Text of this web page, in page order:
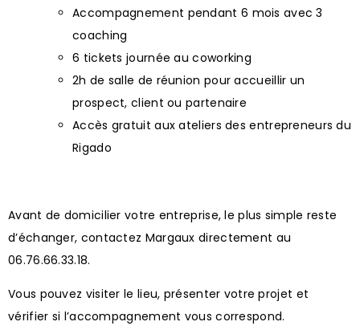
Accompagnement pendant 6 mois avec 3
coaching
6 tickets journée au coworking
2h de salle de réunion pour accueillir un
prospect, client ou partenaire
Accès gratuit aux ateliers des entrepreneurs du
Rigado
Avant de domicilier votre entreprise, le plus simple reste
d’échanger, contactez Margaux directement au
06.76.66.33.18.
Vous pouvez visiter le lieu, présenter votre projet et
vérifier si l’accompagnement vous correspond.